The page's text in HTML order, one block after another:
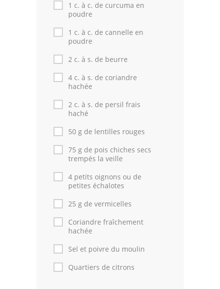
Thèmes
Espace Personnel
1 c. à c. de curcuma en
poudre
1 c. à c. de cannelle en
poudre
2 c. à s. de beurre
4 c. à s. de coriandre
hachée
2 c. à s. de persil frais
haché
50 g de lentilles rouges
75 g de pois chiches secs
trempés la veille
4 petits oignons ou de
petites échalotes
25 g de vermicelles
Coriandre fraîchement
hachée
Sel et poivre du moulin
Quartiers de citrons